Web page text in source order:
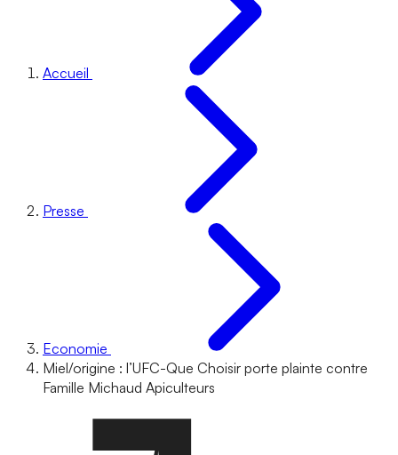
Accueil
Presse
Economie
Miel/origine : l’UFC-Que Choisir porte plainte contre
Famille Michaud Apiculteurs